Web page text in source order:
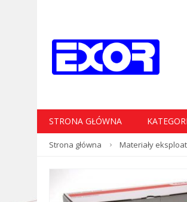
STRONA GŁÓWNA
Strona główna Materiały